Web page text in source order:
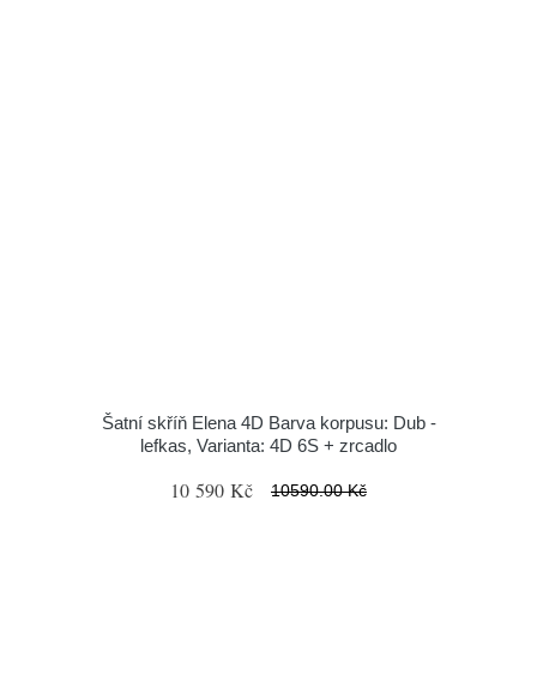
Šatní skříň Elena 4D Barva korpusu: Dub -
lefkas, Varianta: 4D 6S + zrcadlo
10 590 Kč 10590.00 Kč